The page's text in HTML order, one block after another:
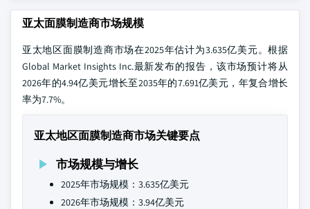
亚太面膜制造商市场规模
亚太地区面膜制造商市场在2025年估计为3.635亿美元。根据
Global Market Insights Inc.最新发布的报告，该市场预计将从
2026年的4.94亿美元增长至2035年的7.691亿美元，年复合增长
率为7.7%。
亚太地区面膜制造商市场关键要点
市场规模与增长
2025年市场规模：3.635亿美元
2026年市场规模：3.94亿美元